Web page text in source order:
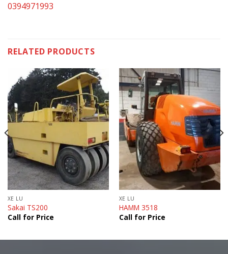
0394971993
RELATED PRODUCTS
XE LU
Sakai TS200
Call for Price
XE LU
HAMM 3518
Call for Price